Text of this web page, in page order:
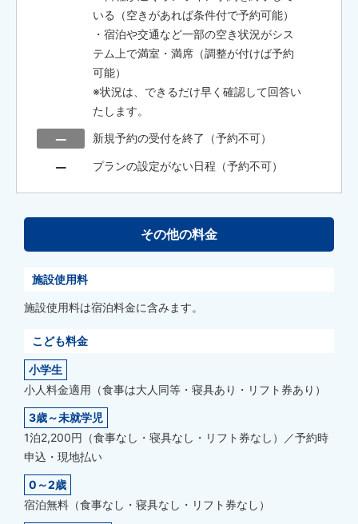
いる（空きがあれば条件付で予約可能）
・宿泊や交通など一部の空き状況がシス
テム上で満室・満席（調整が付けば予約
可能）
※状況は、できるだけ早く確認して回答い
たします。
新規予約の受付を終了（予約不可）
プランの設定がない日程（予約不可）
その他の料金
施設使用料
施設使用料は宿泊料金に含みます。
こども料金
小学生
小人料金適用（食事は大人同等・寝具あり・リフト券あり）
3歳～未就学児
1泊2,200円（食事なし・寝具なし・リフト券なし）／予約時
申込・現地払い
0～2歳
宿泊無料（食事なし・寝具なし・リフト券なし）